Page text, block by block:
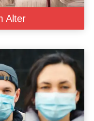
Alter